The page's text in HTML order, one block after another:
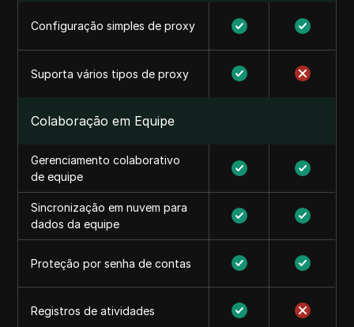
Configuração simples de proxy
Suporta vários tipos de proxy
Colaboração em Equipe
Gerenciamento colaborativo
de equipe
Sincronização em nuvem para
dados da equipe
Proteção por senha de contas
Registros de atividades